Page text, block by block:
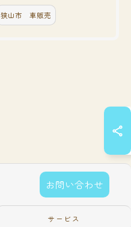
狭山市 車販売
お問い合わせ
サービス